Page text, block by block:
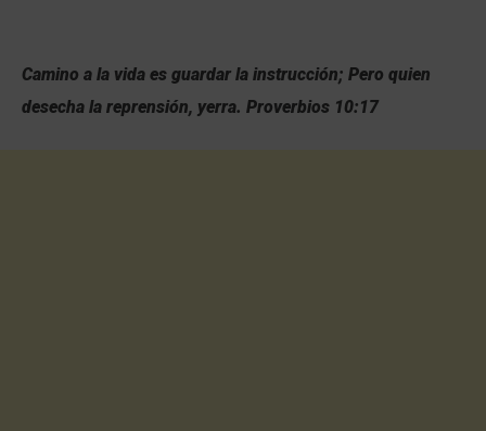
Camino a la vida es guardar la instrucción; Pero quien
desecha la reprensión, yerra. Proverbios 10:17